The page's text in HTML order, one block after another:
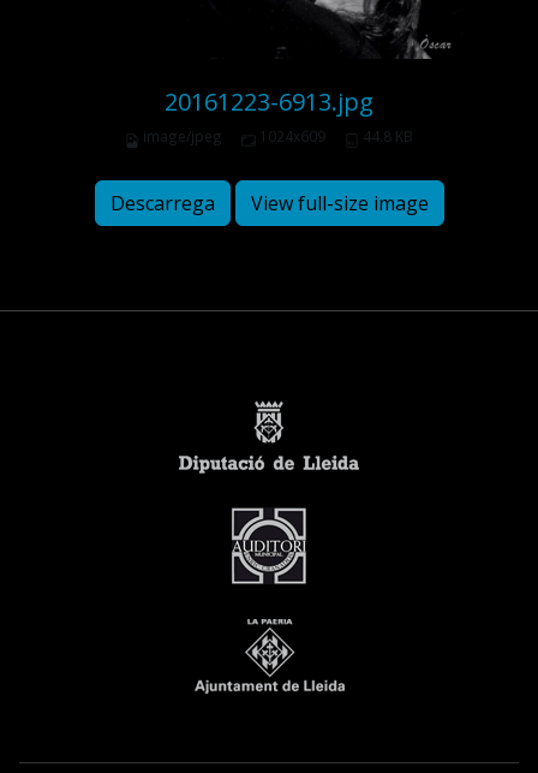
20161223-6913.jpg
image/jpeg 1024x609 44.8 KB
Descarrega View full-size image